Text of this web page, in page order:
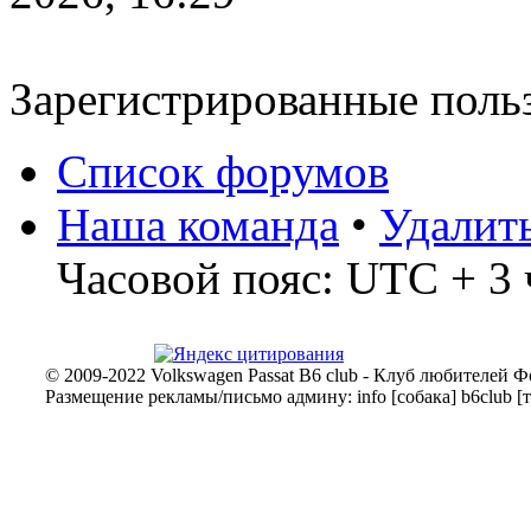
стоит,не едет,при переводе
тек же становится в
проблемой?
Анзик
17 дек 2025, 13:49
всех приветствую! пассат б6
проблема. Остановился
машину заводится и глохнет.
Зарегистрированные
Список форумов
Наша команда •
Часовой пояс: UTC + 3
© 2009-2022 Volkswagen Passat B6 club - Клуб любителей
Размещение рекламы/письмо админу: info [собака] b6club